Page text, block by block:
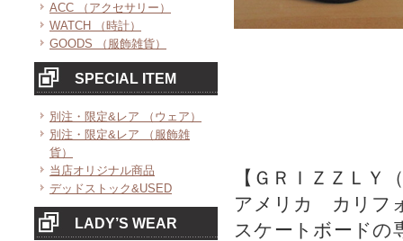
ACC （アクセサリー）
WATCH （時計）
GOODS （服飾雑貨）
SPECIAL ITEM
別注・限定&レア （ウェア）
別注・限定&レア （服飾雑
貨）
当店オリジナル商品
デッドストック&USED
LADY’S WEAR
【ＧＲＩＺＺＬＹ
アメリカ カリフ
スケートボードの